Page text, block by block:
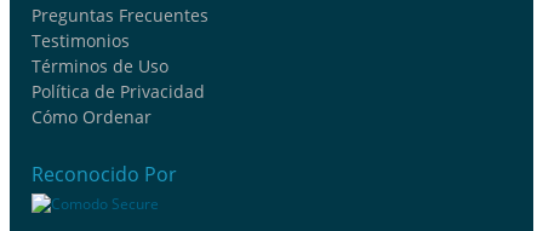
Preguntas Frecuentes
Testimonios
Términos de Uso
Política de Privacidad
Cómo Ordenar
Reconocido Por